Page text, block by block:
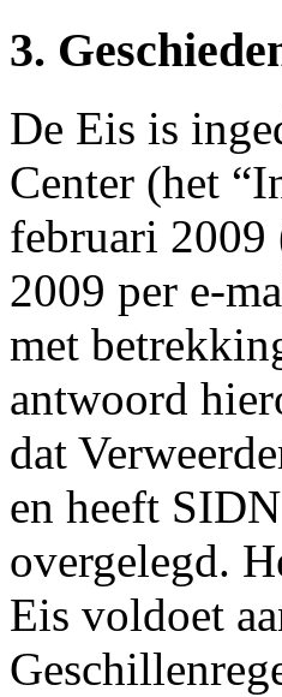
3.
De Eis is
Center (het
februari
2009 per e-
met
antwoord
dat
en heeft
overgelegd.
Eis voldoet